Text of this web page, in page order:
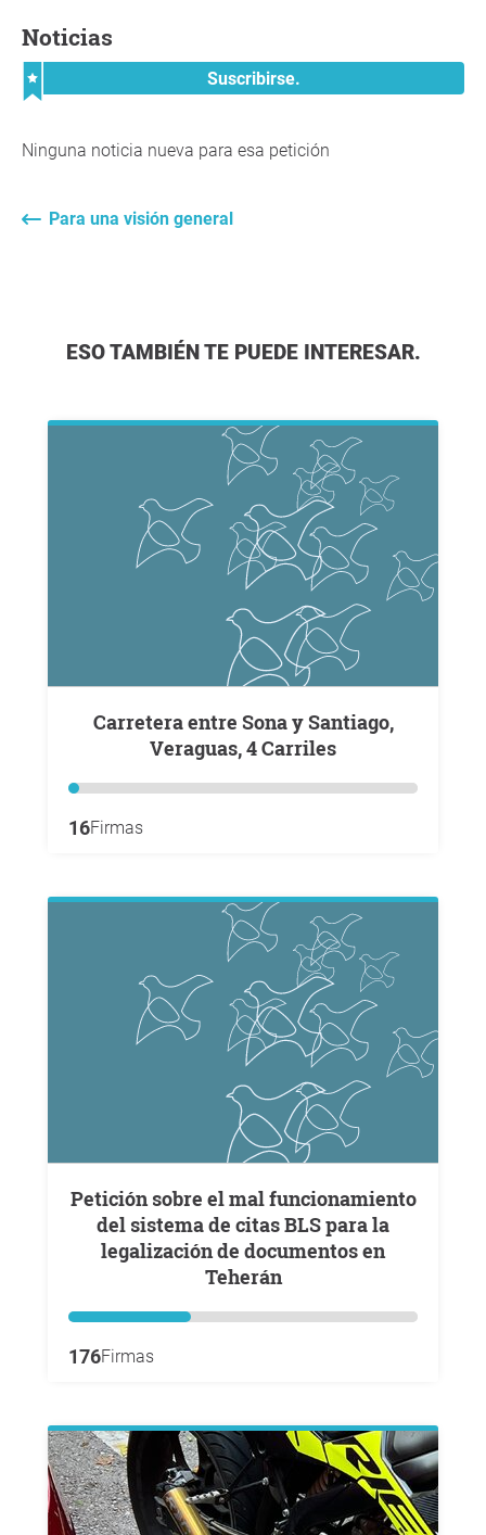
Noticias
Suscribirse.
Ninguna noticia nueva para esa petición
Para una visión general
ESO TAMBIÉN TE PUEDE INTERESAR.
Carretera entre Sona y Santiago,
Veraguas, 4 Carriles
16Firmas
Petición sobre el mal funcionamiento
del sistema de citas BLS para la
legalización de documentos en
Teherán
176Firmas